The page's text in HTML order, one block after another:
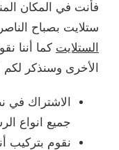
فأنت في المكان
ستلايت بصباح
الستلايت كما أننا
الأخرى وسنذكر
جميع انواع
نقوم بتركيب